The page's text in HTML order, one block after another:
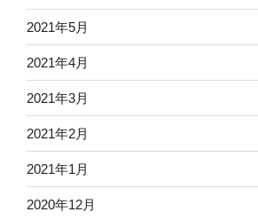
2021年5月
2021年4月
2021年3月
2021年2月
2021年1月
2020年12月